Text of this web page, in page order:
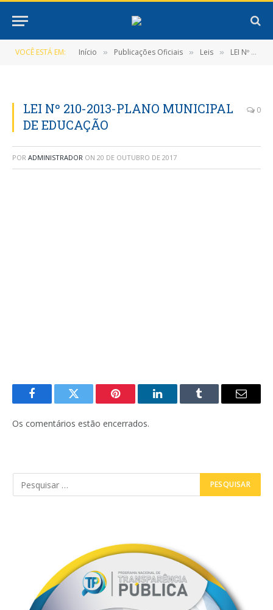
VOCÊ ESTÁ EM: Início » Publicações Oficiais » Leis » LEI Nº 0210/2013, DE 26 DE FEVEREIRO DE 2013
LEI Nº 210-2013-PLANO MUNICIPAL
DE EDUCAÇÃO
0
POR ADMINISTRADOR ON 20 DE OUTUBRO DE 2017
FacebookTwitter Pinterest LinkedInTumblr
E-
Os comentários estão encerrados.